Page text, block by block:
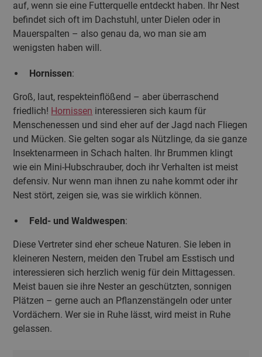
auf, wenn sie eine Futterquelle entdeckt haben. Ihr Nest
befindet sich oft im Dachstuhl, unter Dielen oder in
Mauerspalten – also genau da, wo man sie am
wenigsten haben will.
Hornissen:
Groß, laut, respekteinflößend – aber überraschend
friedlich! Hornissen interessieren sich kaum für
Menschenessen und sind eher auf der Jagd nach Fliegen
und Mücken. Sie gelten sogar als Nützlinge, da sie ganze
Insektenarmeen in Schach halten. Ihr Brummen klingt
wie ein Mini-Hubschrauber, doch ihr Verhalten ist meist
defensiv. Nur wenn man ihnen zu nahe kommt oder ihr
Nest stört, zeigen sie, was sie wirklich können.
Feld- und Waldwespen:
Diese Vertreter sind eher scheue Naturen. Sie leben in
kleineren Nestern, meiden den Trubel am Esstisch und
interessieren sich herzlich wenig für dein Mittagessen.
Meist bauen sie ihre Nester an geschützten, sonnigen
Plätzen – gerne auch an Pflanzenstängeln oder unter
Vordächern. Wer sie in Ruhe lässt, wird meist in Ruhe
gelassen.